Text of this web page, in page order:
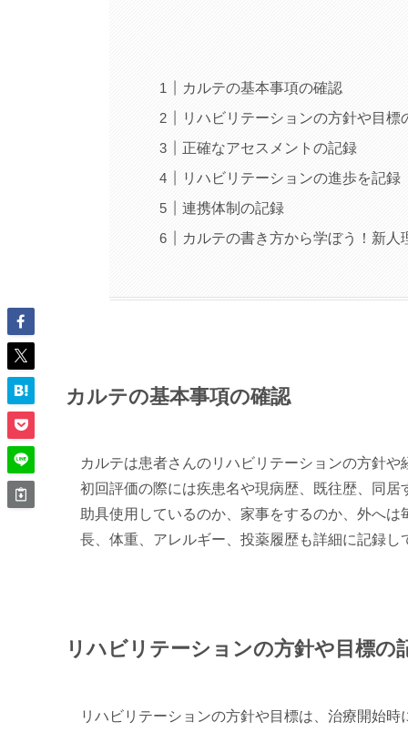
カルテの基本事項の確認
リハビリテーションの方針や目標
正確なアセスメントの記録
リハビリテーションの進歩を記録
連携体制の記録
カルテの書き方から学ぼう！新
カルテの基本事項の確認
カルテは患者さんのリハビリテーションの方針
初回評価の際には疾患名や現病歴、既往歴、同
助具使用しているのか、家事をするのか、外へ
長、体重、アレルギー、投薬履歴も詳細に記録
リハビリテーションの方針や目標の
リハビリテーションの方針や目標は、治療開始